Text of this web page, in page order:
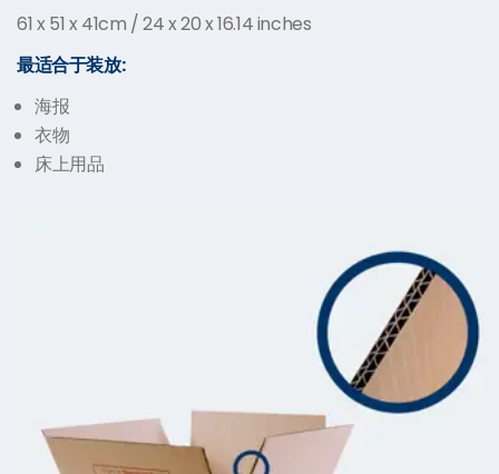
61 x 51 x 41cm / 24 x 20 x 16.14 inches
最适合于装放:
海报
衣物
床上用品